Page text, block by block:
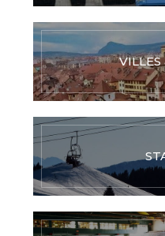
VILLES